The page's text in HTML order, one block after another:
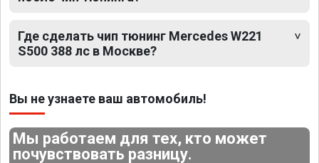
Где сделать чип тюнинг Mercedes W221
S500 388 лс в Москве?
Вы не узнаете ваш автомобиль!
Мы работаем для тех, кто может
почувствовать разницу.